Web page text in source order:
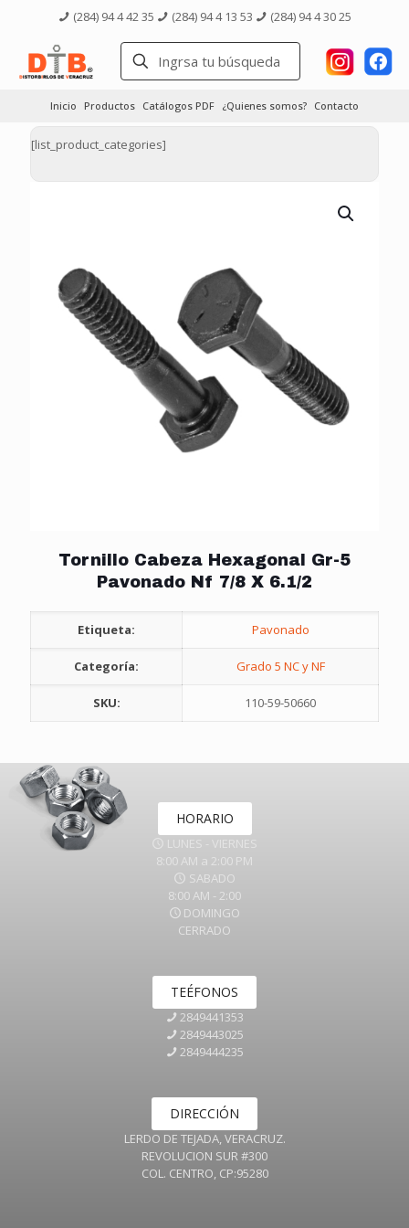
(284) 94 4 42 35 (284) 94 4 13 53 (284) 94 4 30 25
Inicio Productos Catálogos PDF ¿Quienes somos? Contacto
[list_product_categories]
Tornillo Cabeza Hexagonal Gr-5
Pavonado Nf 7/8 X 6.1/2
Etiqueta: Pavonado
Categoría: Grado 5 NC y NF
SKU: 110-59-50660
HORARIO
LUNES - VIERNES
8:00 AM a 2:00 PM
SABADO
8:00 AM - 2:00
DOMINGO
CERRADO
TEÉFONOS
2849441353
2849443025
2849444235
DIRECCIÓN
LERDO DE TEJADA, VERACRUZ.
REVOLUCION SUR #300
COL. CENTRO, CP:95280